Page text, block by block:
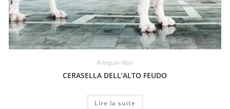
Arlequin-Noir
CERASELLA DELL’ALTO FEUDO
Lire la suite